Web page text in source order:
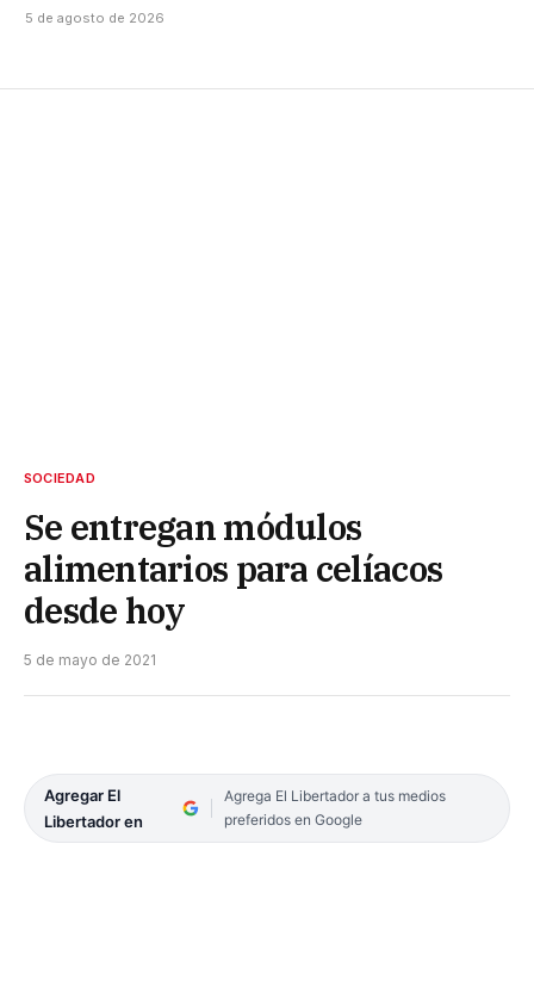
5 de agosto de 2026
SOCIEDAD
Se entregan módulos
alimentarios para celíacos
desde hoy
5 de mayo de 2021
Agregar El
Libertador en
Agrega El Libertador a tus medios
preferidos en Google